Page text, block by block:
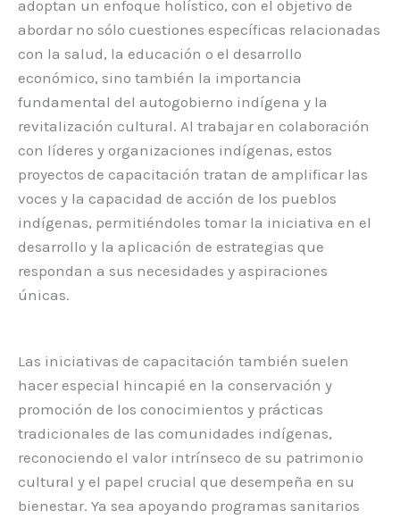
adoptan un enfoque holístico, con el objetivo de
abordar no sólo cuestiones específicas relacionadas
con la salud, la educación o el desarrollo
económico, sino también la importancia
fundamental del autogobierno indígena y la
revitalización cultural. Al trabajar en colaboración
con líderes y organizaciones indígenas, estos
proyectos de capacitación tratan de amplificar las
voces y la capacidad de acción de los pueblos
indígenas, permitiéndoles tomar la iniciativa en el
desarrollo y la aplicación de estrategias que
respondan a sus necesidades y aspiraciones
únicas.
Las iniciativas de capacitación también suelen
hacer especial hincapié en la conservación y
promoción de los conocimientos y prácticas
tradicionales de las comunidades indígenas,
reconociendo el valor intrínseco de su patrimonio
cultural y el papel crucial que desempeña en su
bienestar. Ya sea apoyando programas sanitarios